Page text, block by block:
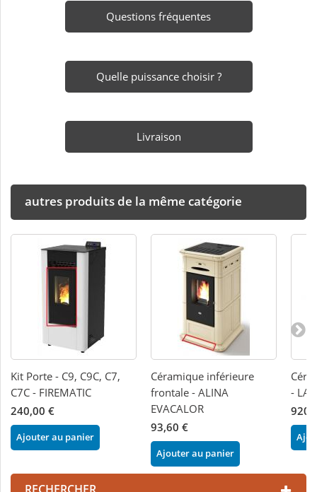
Questions fréquentes
Quelle puissance choisir ?
Livraison
autres produits de la même catégorie
Kit Porte - C9, C9C, C7,
C7C - FIREMATIC
240,00 €
Ajouter au panier
Céramique inférieure
frontale - ALINA
EVACALOR
93,60 €
Ajouter au panier
- LA